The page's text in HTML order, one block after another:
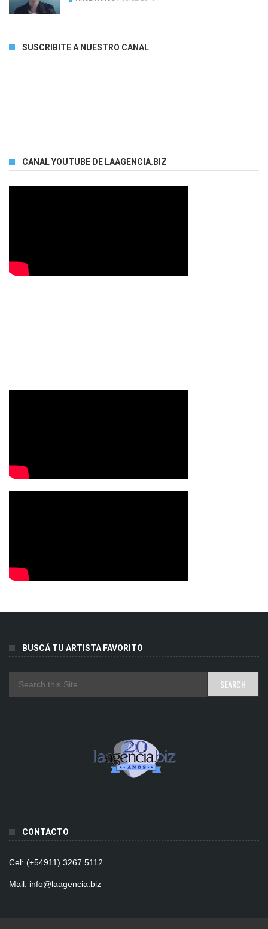
SUSCRIBITE A NUESTRO CANAL
CANAL YOUTUBE DE LAAGENCIA.BIZ
BUSCÁ TU ARTISTA FAVORITO
CONTACTO
Cel: (+54911) 3267 5112
Mail: info@laagencia.biz